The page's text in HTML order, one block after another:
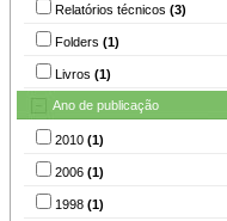
Relatórios técnicos (3)
Folders (1)
Livros (1)
Ano de publicação
2010 (1)
2006 (1)
1998 (1)